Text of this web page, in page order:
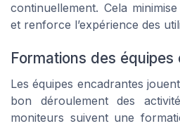
continuellement. Cela
et renforce l’expérience des
Formations des
Les équipes encadrantes
bon déroulement des
moniteurs suivent une